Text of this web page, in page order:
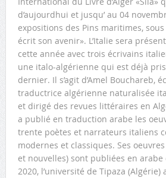
d’aujourdhui et jusqu’ au 04
expositions des Pins maritimes, sous
écrit son avenir». L’Italie sera
cette année avec trois écrivains
une italo-algérienne qui est déjà pris
dernier. Il s’agit d’Amel Bouchareb,
traductrice algérienne naturalisée
et dirigé des revues littéraires en
a publié en traduction arabe les
trente poètes et narrateurs italiens
modernes et classiques. Ses
et nouvelles) sont publiées en
2020, l’université de Tipaza (Algérie)